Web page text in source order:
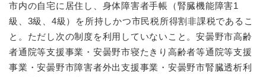
市内の自宅に居住し、身体障害者手帳（腎臓機能障害1
級、3級、4級）を所持しかつ市民税所得割非課税であるこ
と。ただし次の制度を利用していないこと。安曇野市高齢
者通院等支援事業・安曇野市寝たきり高齢者等通院等支援
事業・安曇野市障害者外出支援事業・安曇野市腎臓透析利